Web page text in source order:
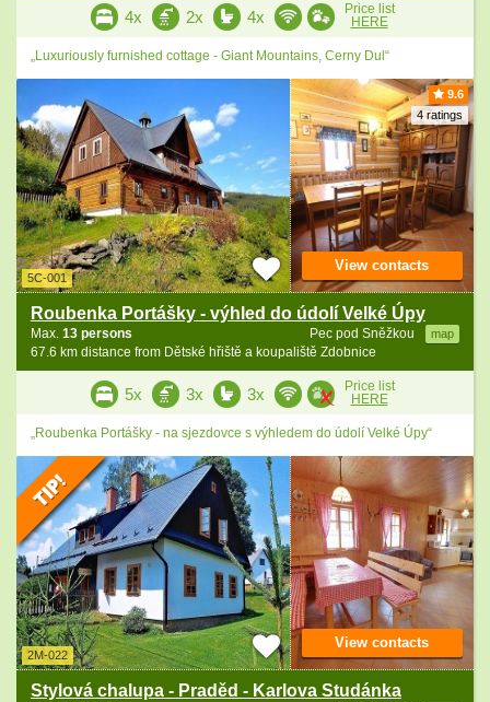
4x 2x 4x
Price list
HERE
„Luxuriously furnished cottage - Giant Mountains, Cerny Dul“
9.6
4 ratings
5C-001
Roubenka Portášky - výhled do údolí Velké Úpy
Pec pod Sněžkou map
Max. 13 persons
67.6 km distance from Dětské hřiště a koupaliště Zdobnice
View contacts
5x 3x 3x
Price list
HERE
„Roubenka Portášky - na sjezdovce s výhledem do údolí Velké Úpy“
2M-022
Stylová chalupa - Praděd - Karlova Studánka
View contacts